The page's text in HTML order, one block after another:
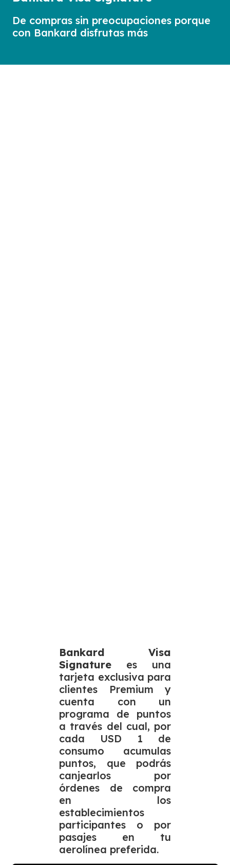
De compras sin preocupaciones porque
con Bankard disfrutas más
Bankard Visa
Signature es una
tarjeta exclusiva para
clientes Premium y
cuenta con un
programa de puntos
a través del cual, por
cada USD 1 de
consumo acumulas
puntos, que podrás
canjearlos por
órdenes de compra
en los
establecimientos
participantes o por
pasajes en tu
aerolínea preferida.